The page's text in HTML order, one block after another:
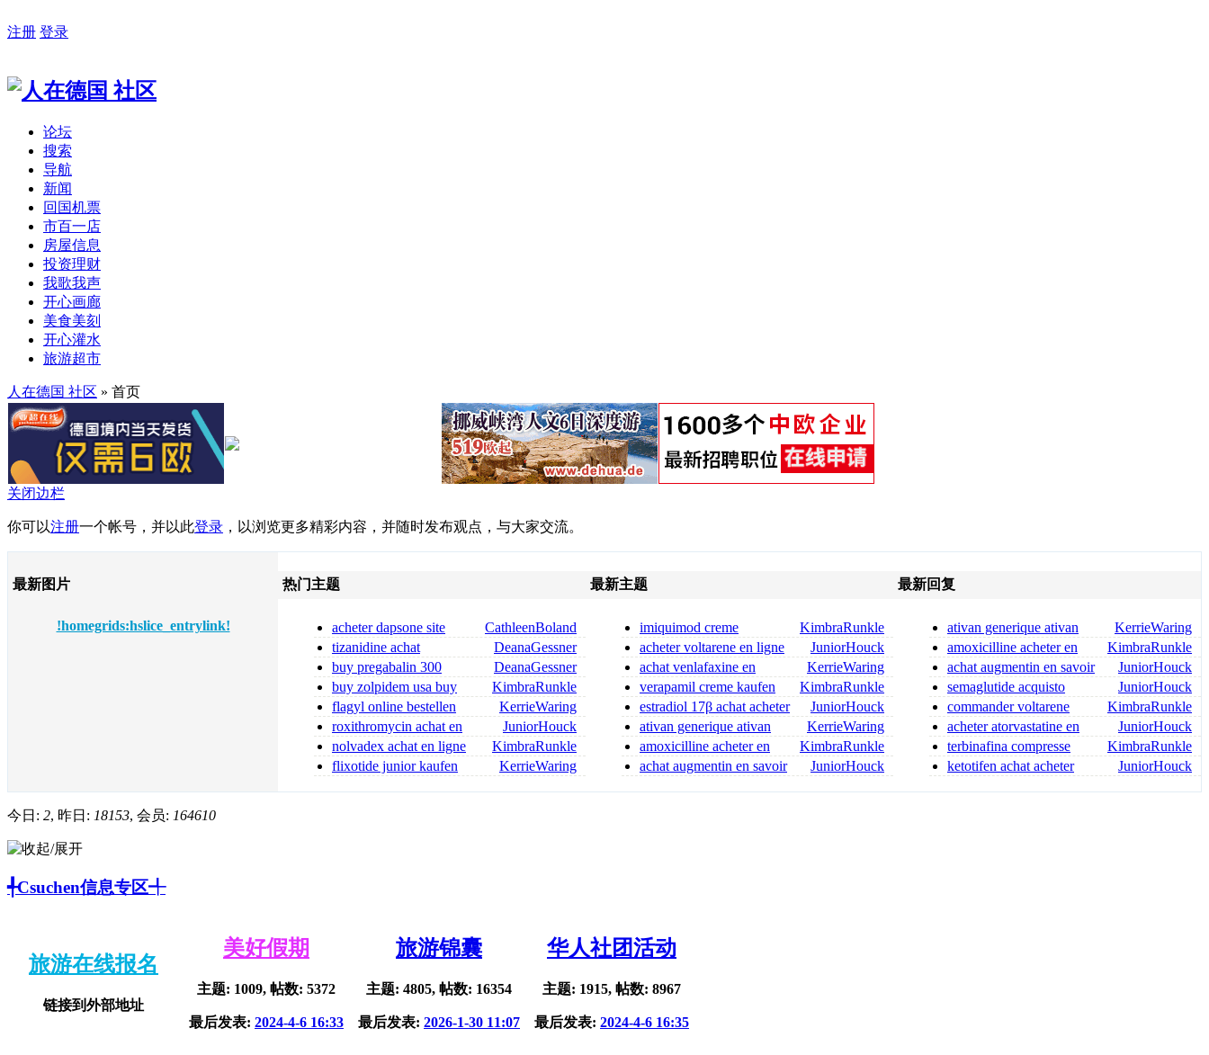
注册 登录
论坛
搜索
导航
新闻
回国机票
市百一店
房屋信息
投资理财
我歌我声
开心画廊
美食美刻
开心灌水
旅游超市
人在德国 社区 » 首页
关闭边栏
你可以注册一个帐号，并以此登录 ，以浏览更多精彩内容，并随时发布观点，与大家交流。
最新图片
!homegrids:hslice_entrylink!
热门主题
CathleenBoland
acheter dapsone site
fiable
DeanaGessner
tizanidine achat
tizanidine sans ordonnance
DeanaGessner
buy pregabalin 300
online pregabalin 300 mg for saKimbraRunkle
buy zolpidem usa buy
zolpidem
KerrieWaring
flagyl online bestellen
flagyl bestellen
JuniorHouck
roxithromycin achat en
toute sécurité
KimbraRunkle
nolvadex achat en ligne
nolvadex acheter
KerrieWaring
flixotide junior kaufen
最新主题
KimbraRunkle
imiquimod creme
rezeptfrei kaufen imiquimod 5 cremJuniorHouck
acheter voltarene en ligne
voltarene sans prescrip
KerrieWaring
achat venlafaxine en
savoir plus
KimbraRunkle
verapamil creme kaufen
verapamil salbe kaufen
JuniorHouck
estradiol 17β achat acheter
estradiol en ligne
KerrieWaring
ativan generique ativan
medicament
KimbraRunkle
amoxicilline acheter en
ligne site fiable
JuniorHouck
achat augmentin en savoir
最新回复
KerrieWaring
ativan generique ativan
medicament
KimbraRunkle
amoxicilline acheter en
ligne site fiable
JuniorHouck
achat augmentin en savoir
plus
JuniorHouck
semaglutide acquisto
online senza ricetta semaglut
KimbraRunkle
commander voltarene
achat voltarene
JuniorHouck
acheter atorvastatine en
toute sécurité
KimbraRunkle
terbinafina compresse
senza ricetta terbinafina se
JuniorHouck
ketotifen achat acheter
今日: 2, 昨日: 18153, 会员: 164610
╃Csuchen信息专区╃
旅游在线报名
链接到外部地址
美好假期
主题: 1009, 帖数: 5372
最后发表: 2024-4-6 16:33
旅游锦囊
主题: 4805, 帖数: 16354
最后发表: 2026-1-30 11:07
华人社团活动
主题: 1915, 帖数: 8967
最后发表: 2024-4-6 16:35